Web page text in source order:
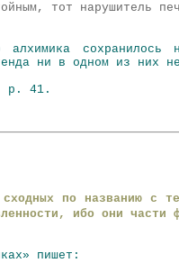
тот нарушитель
сохранилось
ни в одном из
р. 41.
по названию с
ибо они части
пишет: